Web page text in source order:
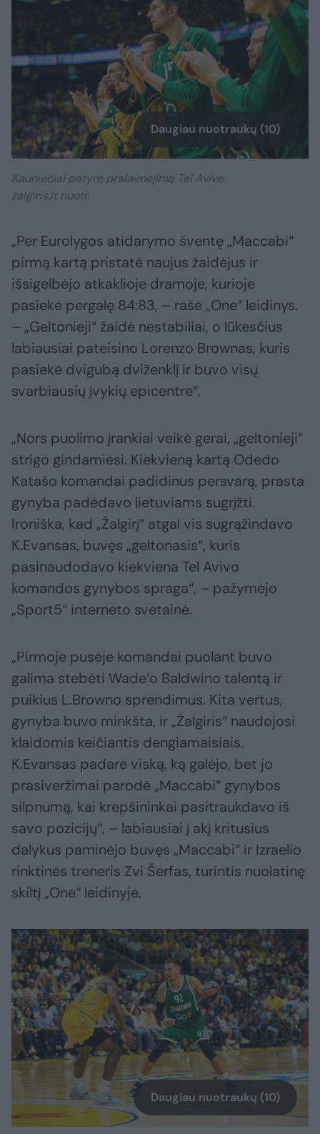
Daugiau nuotraukų (10)
Kauniečiai patyrė pralaimėjimą Tel Avive.
zalgiris.lt nuotr.
„Per Eurolygos atidarymo šventę „Maccabi“
pirmą kartą pristatė naujus žaidėjus ir
išsigelbėjo atkaklioje dramoje, kurioje
pasiekė pergalę 84:83, – rašė „One“ leidinys.
– „Geltonieji“ žaidė nestabiliai, o lūkesčius
labiausiai pateisino Lorenzo Brownas, kuris
pasiekė dvigubą dviženklį ir buvo visų
svarbiausių įvykių epicentre“.
„Nors puolimo įrankiai veikė gerai, „geltonieji“
strigo gindamiesi. Kiekvieną kartą Odedo
Katašo komandai padidinus persvarą, prasta
gynyba padėdavo lietuviams sugrįžti.
Ironiška, kad „Žalgirį“ atgal vis sugrąžindavo
K.Evansas, buvęs „geltonasis“, kuris
pasinaudodavo kiekviena Tel Avivo
komandos gynybos spraga“, – pažymėjo
„Sport5“ interneto svetainė.
„Pirmoje pusėje komandai puolant buvo
galima stebėti Wade‘o Baldwino talentą ir
puikius L.Browno sprendimus. Kita vertus,
gynyba buvo minkšta, ir „Žalgiris“ naudojosi
klaidomis keičiantis dengiamaisiais.
K.Evansas padarė viską, ką galėjo, bet jo
prasiveržimai parodė „Maccabi“ gynybos
silpnumą, kai krepšininkai pasitraukdavo iš
savo pozicijų“, – labiausiai į akį kritusius
dalykus paminėjo buvęs „Maccabi“ ir Izraelio
rinktinės treneris Zvi Šerfas, turintis nuolatinę
skiltį „One“ leidinyje.
Daugiau nuotraukų (10)